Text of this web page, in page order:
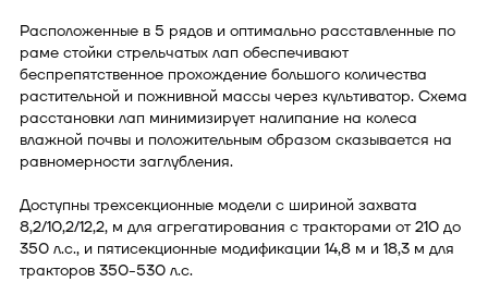
Расположенные в 5 рядов и оптимально расставленные по
раме стойки стрельчатых лап обеспечивают
беспрепятственное прохождение большого количества
растительной и пожнивной массы через культиватор. Схема
расстановки лап минимизирует налипание на колеса
влажной почвы и положительным образом сказывается на
равномерности заглубления.
Доступны трехсекционные модели с шириной захвата
8,2/10,2/12,2, м для агрегатирования с тракторами от 210 до
350 л.с., и пятисекционные модификации 14,8 м и 18,3 м для
тракторов 350-530 л.с.